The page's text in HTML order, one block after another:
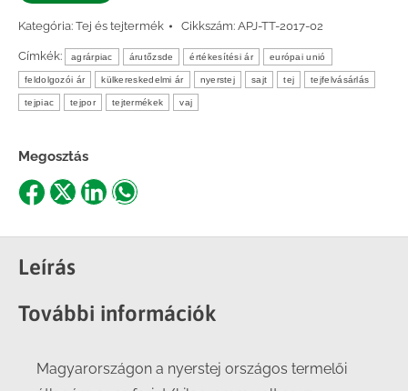
Kategória: Tej és tejtermék Cikkszám: APJ-TT-2017-02
Címkék: agrárpiac árutőzsde értékesítési ár európai unió
feldolgozói ár külkereskedelmi ár nyerstej sajt tej tejfelvásárlás
tejpiac tejpor tejtermékek vaj
Megosztás
Share
Facebook
Share
X
ShareShare
Leírás
További információk
Magyarországon a nyerstej országos termelői